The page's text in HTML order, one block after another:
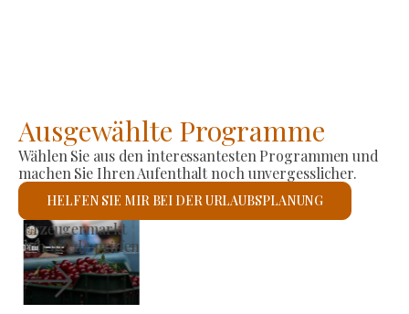
Ausgewählte Programme
Wählen Sie aus den interessantesten Programmen und
machen Sie Ihren Aufenthalt noch unvergesslicher.
HELFEN SIE MIR BEI DER URLAUBSPLANUNG
Römisch-katholische Kirche St. László
Ich werde prüfen